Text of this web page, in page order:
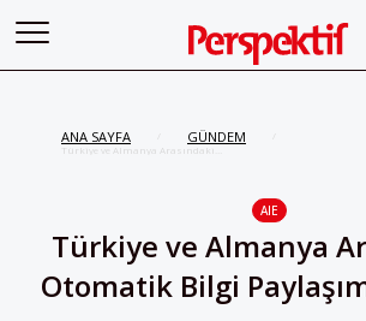
ANA SAYFA GÜNDEM
Türkiye ve Almanya Arasındaki
AIE
Türkiye ve Almanya
Otomatik Bilgi